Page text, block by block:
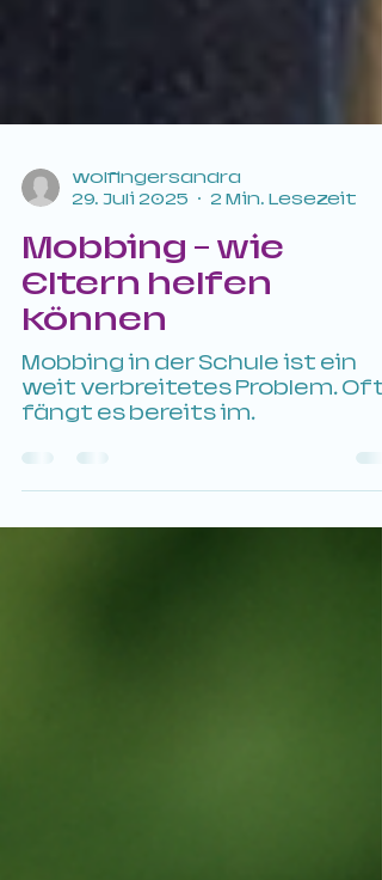
wolfingersandra
29. Juli 2025
2 Min. Lesezeit
Mobbing - wie
Eltern helfen
können
Mobbing in der Schule ist ein
fängt es bereits im
Grundschulalter oder sogar im